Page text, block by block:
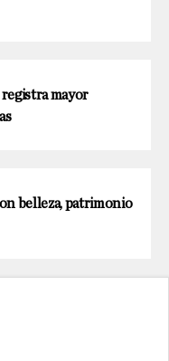
mayor
belleza, patrimonio